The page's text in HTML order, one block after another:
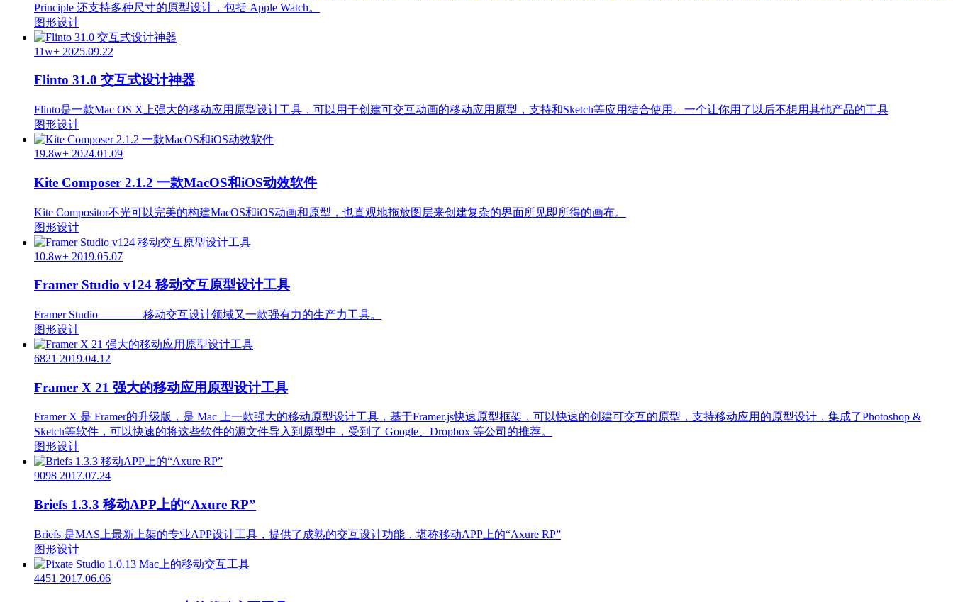
Principle 还支持多种尺寸的原型设计，包括 Apple Watch。
图形设计
11w+ 2025.09.22
Flinto 31.0 交互式设计神器
Flinto是一款Mac OS X上强大的移动应用原型设计工具，可以用于创建可交互动画的移动应用原型，支持和Sketch等应用结合使用。一个让你用了以后不想用其他产品的工具
图形设计
19.8w+ 2024.01.09
Kite Composer 2.1.2 一款MacOS和iOS动效软件
Kite Compositor不光可以完美的构建MacOS和iOS动画和原型，也直观地拖放图层来创建复杂的界面所见即所得的画布。
图形设计
10.8w+ 2019.05.07
Framer Studio v124 移动交互原型设计工具
Framer Studio————移动交互设计领域又一款强有力的生产力工具。
图形设计
6821 2019.04.12
Framer X 21 强大的移动应用原型设计工具
Framer X 是 Framer的升级版，是 Mac 上一款强大的移动原型设计工具，基于Framer.js快速原型框架，可以快速的创建可交互的原型，支持移动应用的原型设计，集成了Photoshop &
Sketch等软件，可以快速的将这些软件的源文件导入到原型中，受到了 Google、Dropbox 等公司的推荐。
图形设计
9098 2017.07.24
Briefs 1.3.3 移动APP上的“Axure RP”
Briefs 是MAS上最新上架的专业APP设计工具，提供了成熟的交互设计功能，堪称移动APP上的“Axure RP”
图形设计
4451 2017.06.06